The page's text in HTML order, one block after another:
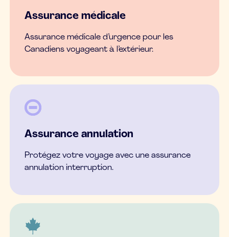
Assurance médicale
Assurance médicale d’urgence pour les
Canadiens voyageant à l’extérieur.
Assurance annulation
Protégez votre voyage avec une assurance
annulation interruption.